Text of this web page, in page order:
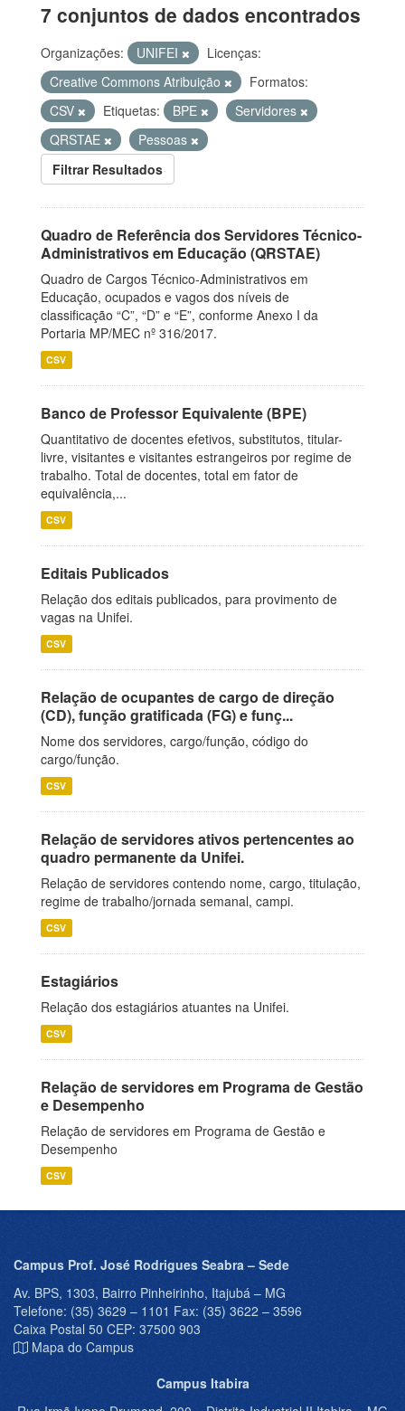
7 conjuntos de dados encontrados
Organizações: UNIFEI
Licenças:
Creative Commons Atribuição
Formatos:
CSV
Etiquetas: BPE
Servidores
QRSTAE
Pessoas
Filtrar Resultados
Quadro de Referência dos Servidores Técnico-
Administrativos em Educação (QRSTAE)
Quadro de Cargos Técnico-Administrativos em
Educação, ocupados e vagos dos níveis de
classificação “C”, “D” e “E”, conforme Anexo I da
Portaria MP/MEC nº 316/2017.
CSV
Banco de Professor Equivalente (BPE)
Quantitativo de docentes efetivos, substitutos, titular-
livre, visitantes e visitantes estrangeiros por regime de
trabalho. Total de docentes, total em fator de
equivalência,...
CSV
Editais Publicados
Relação dos editais publicados, para provimento de
vagas na Unifei.
CSV
Relação de ocupantes de cargo de direção
(CD), função gratificada (FG) e funç...
Nome dos servidores, cargo/função, código do
cargo/função.
CSV
Relação de servidores ativos pertencentes ao
quadro permanente da Unifei.
Relação de servidores contendo nome, cargo, titulação,
regime de trabalho/jornada semanal, campi.
CSV
Estagiários
Relação dos estagiários atuantes na Unifei.
CSV
Relação de servidores em Programa de Gestão
e Desempenho
Relação de servidores em Programa de Gestão e
Desempenho
CSV
Campus Prof. José Rodrigues Seabra – Sede
Av. BPS, 1303, Bairro Pinheirinho, Itajubá – MG
Telefone: (35) 3629 – 1101 Fax: (35) 3622 – 3596
Caixa Postal 50 CEP: 37500 903
Mapa do Campus
Campus Itabira